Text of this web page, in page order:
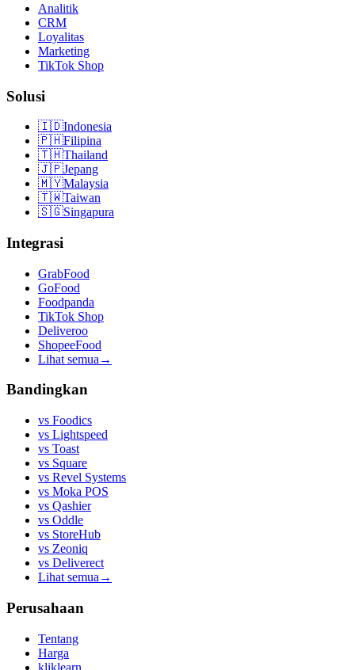
Analitik
CRM
Loyalitas
Marketing
TikTok Shop
Solusi
🇮🇩Indonesia
🇵🇭Filipina
🇹🇭Thailand
🇯🇵Jepang
🇲🇾Malaysia
🇹🇼Taiwan
🇸🇬Singapura
Integrasi
GrabFood
GoFood
Foodpanda
TikTok Shop
Deliveroo
ShopeeFood
Lihat semua →
Bandingkan
vs Foodics
vs Lightspeed
vs Toast
vs Square
vs Revel Systems
vs Moka POS
vs Qashier
vs Oddle
vs StoreHub
vs Zeoniq
vs Deliverect
Lihat semua →
Perusahaan
Tentang
Harga
kliklearn